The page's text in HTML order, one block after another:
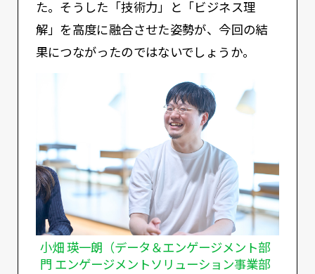
た。そうした「技術力」と「ビジネス理
解」を高度に融合させた姿勢が、今回の結
果につながったのではないでしょうか。
小畑 瑛一朗（データ＆エンゲージメント部
門 エンゲージメントソリューション事業部